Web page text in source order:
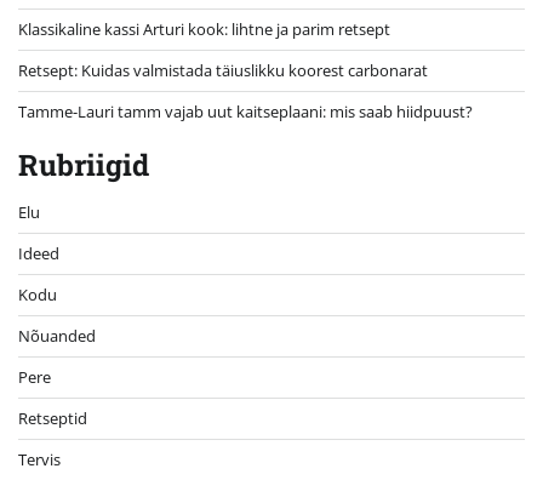
Klassikaline kassi Arturi kook: lihtne ja parim retsept
Retsept: Kuidas valmistada täiuslikku koorest carbonarat
Tamme-Lauri tamm vajab uut kaitseplaani: mis saab hiidpuust?
Rubriigid
Elu
Ideed
Kodu
Nõuanded
Pere
Retseptid
Tervis